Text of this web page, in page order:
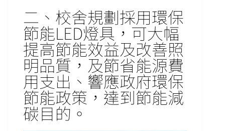
二、校舍規劃採用環保
節能LED燈具，可大幅
提高節能效益及改善照
明品質，及節省能源費
用支出、響應政府環保
節能政策，達到節能減
碳目的。